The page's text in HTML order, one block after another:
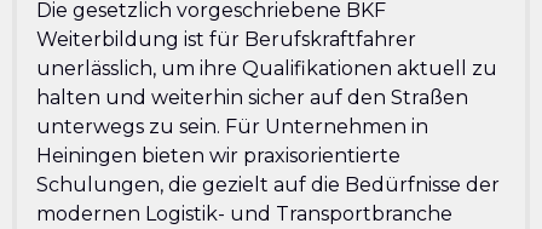
Die gesetzlich vorgeschriebene BKF
Weiterbildung ist für Berufskraftfahrer
unerlässlich, um ihre Qualifikationen aktuell zu
halten und weiterhin sicher auf den Straßen
unterwegs zu sein. Für Unternehmen in
Heiningen bieten wir praxisorientierte
Schulungen, die gezielt auf die Bedürfnisse der
modernen Logistik- und Transportbranche